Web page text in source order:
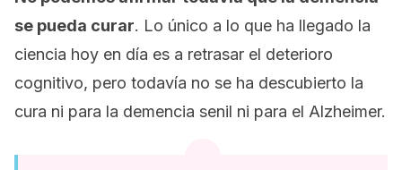
se pueda curar. Lo único a lo que ha llegado la
ciencia hoy en día es a retrasar el deterioro
cognitivo, pero todavía no se ha descubierto la
cura ni para la demencia senil ni para el Alzheimer.